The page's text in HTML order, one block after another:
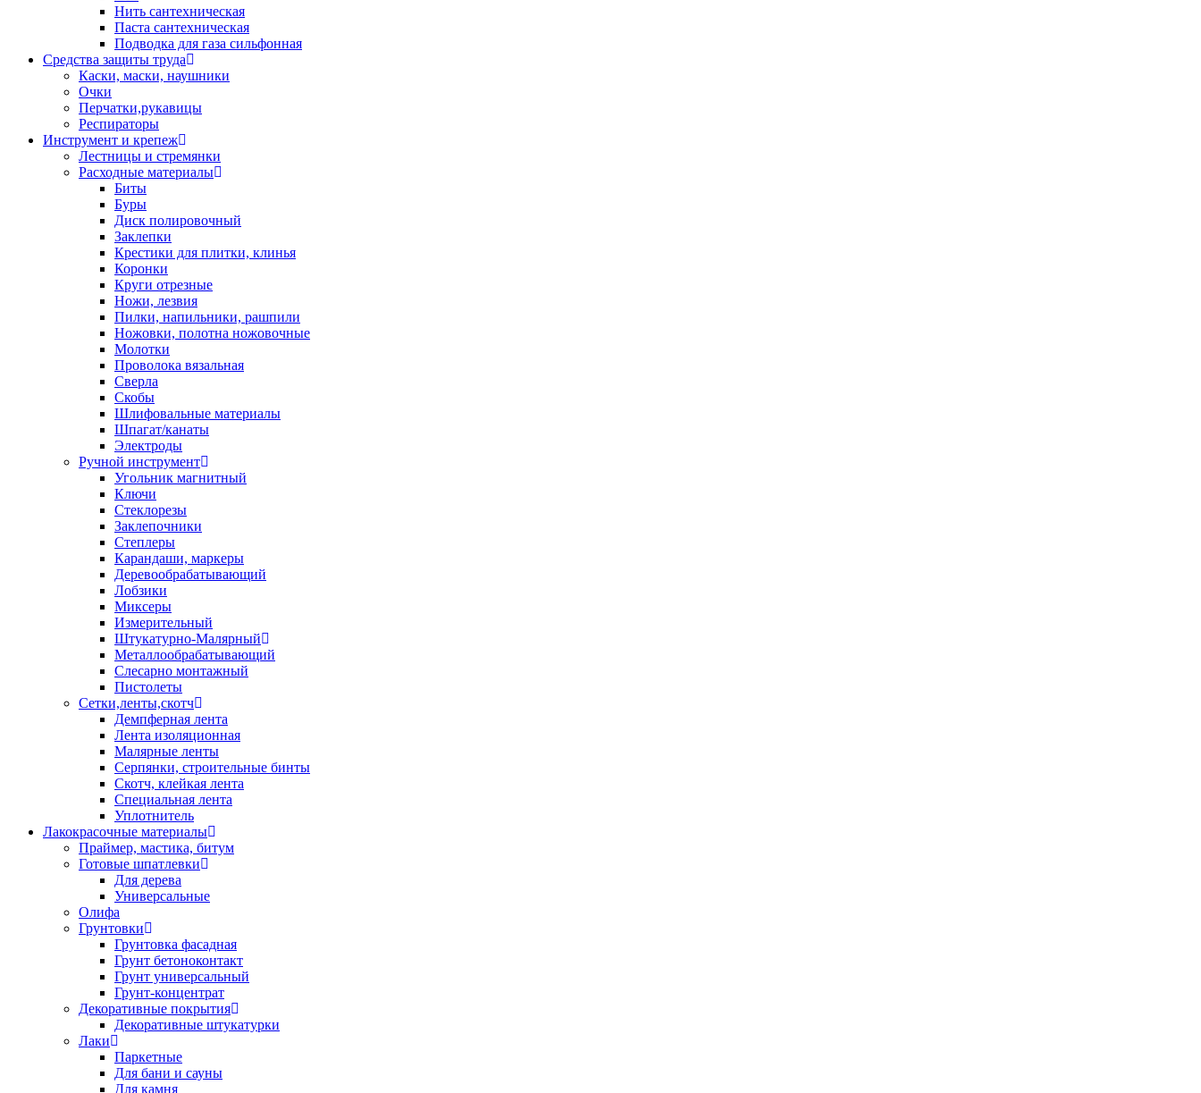
Нить сантехническая
Паста сантехническая
Подводка для газа сильфонная
Средства защиты труда
Каски, маски, наушники
Очки
Перчатки,рукавицы
Респираторы
Инструмент и крепеж
Лестницы и стремянки
Расходные материалы
Биты
Буры
Диск полировочный
Заклепки
Крестики для плитки, клинья
Коронки
Круги отрезные
Ножи, лезвия
Пилки, напильники, рашпили
Ножовки, полотна ножовочные
Молотки
Проволока вязальная
Сверла
Скобы
Шлифовальные материалы
Шпагат/канаты
Электроды
Ручной инструмент
Угольник магнитный
Ключи
Стеклорезы
Заклепочники
Степлеры
Карандаши, маркеры
Деревообрабатывающий
Лобзики
Миксеры
Измерительный
Штукатурно-Малярный
Металлообрабатывающий
Слесарно монтажный
Пистолеты
Сетки,ленты,скотч
Демпферная лента
Лента изоляционная
Малярные ленты
Серпянки, строительные бинты
Скотч, клейкая лента
Специальная лента
Уплотнитель
Лакокрасочные материалы
Праймер, мастика, битум
Готовые шпатлевки
Для дерева
Универсальные
Олифа
Грунтовки
Грунтовка фасадная
Грунт бетоноконтакт
Грунт универсальный
Грунт-концентрат
Декоративные покрытия
Декоративные штукатурки
Лаки
Паркетные
Для бани и сауны
Для камня